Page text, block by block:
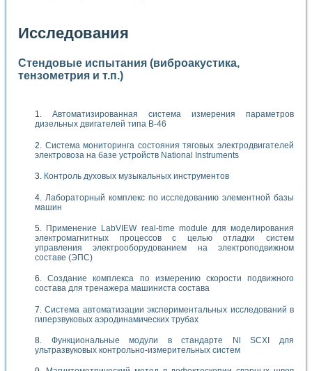
Исследования
Стендовые испытания (виброакустика,
тензометрия и т.п.)
Автоматизированная система измерения параметров
дизельных двигателей типа В-46
Система мониторинга состояния тяговых электродвигателей
электровоза на базе устройств National Instruments
Контроль духовых музыкальных инструментов
Лабораторный комплекс по исследованию элементной базы
машин
Применение LabVIEW real-time module для моделирования
электромагнитных процессов с целью отладки систем
управления электрооборудованием на электроподвижном
составе (ЭПС)
Создание комплекса по измерению скорости подвижного
состава для тренажера машиниста состава
Система автоматизации экспериментальных исследований в
гиперзвуковых аэродинамических трубах
Функциональные модули в стандарте Nl SCXI для
ультразвуковых контрольно-измерительных систем